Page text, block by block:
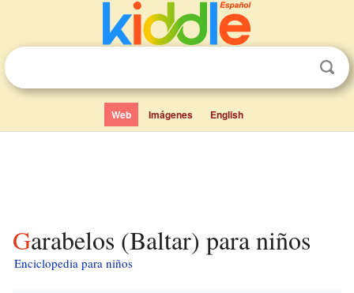
Web Imágenes English
Garabelos (Baltar) para niños
Enciclopedia para niños